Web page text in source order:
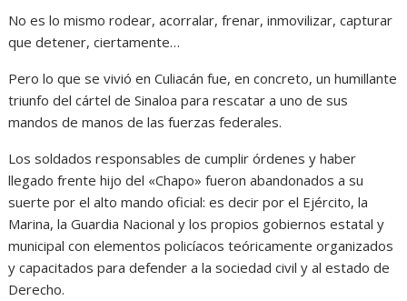
No es lo mismo rodear, acorralar, frenar, inmovilizar, capturar
que detener, ciertamente…
Pero lo que se vivió en Culiacán fue, en concreto, un humillante
triunfo del cártel de Sinaloa para rescatar a uno de sus
mandos de manos de las fuerzas federales.
Los soldados responsables de cumplir órdenes y haber
llegado frente hijo del «Chapo» fueron abandonados a su
suerte por el alto mando oficial: es decir por el Ejército, la
Marina, la Guardia Nacional y los propios gobiernos estatal y
municipal con elementos policíacos teóricamente organizados
y capacitados para defender a la sociedad civil y al estado de
Derecho.